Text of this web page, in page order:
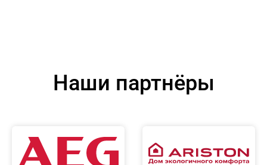
Наши партнёры